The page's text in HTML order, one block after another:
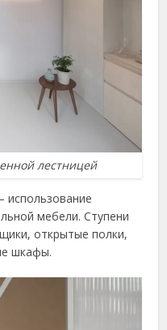
лестницей
мебели. Ступени
открытые полки,
шкафы.